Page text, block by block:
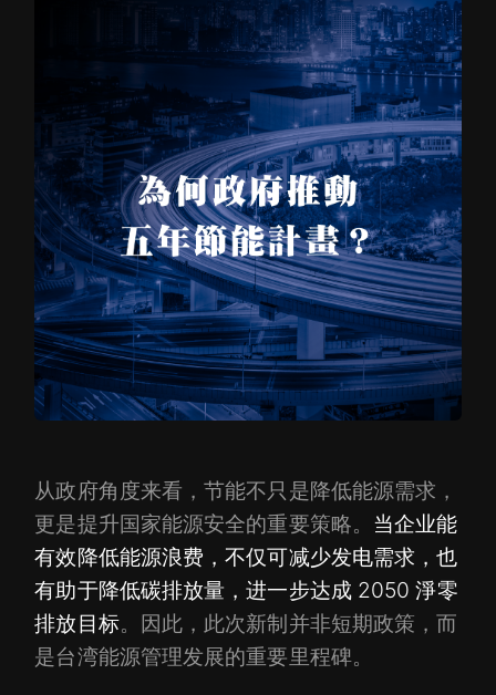
从政府角度来看，节能不只是降低能源需求，
更是提升国家能源安全的重要策略。 当企业能
有效降低能源浪费，不仅可减少发电需求，也
有助于降低碳排放量，进一步达成 2050 淨零
排放目标。因此，此次新制并非短期政策，而
是台湾能源管理发展的重要里程碑。